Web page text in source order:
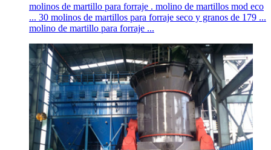
molinos de martillo para forraje . molino de martillos mod eco
... 30 molinos de martillos para forraje seco y granos de 179 ...
molino de martillo para forraje ...